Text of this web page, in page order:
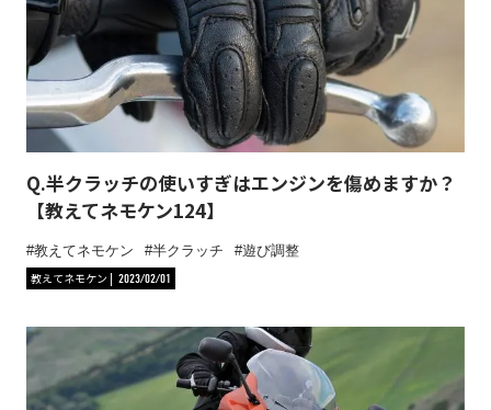
Q.半クラッチの使いすぎはエンジンを傷めますか？
【教えてネモケン124】
教えてネモケン 半クラッチ
遊び調整
教えてネモケン
2023/02/01